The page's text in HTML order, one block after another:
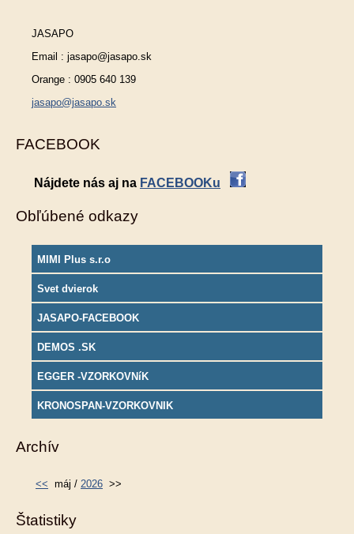
JASAPO
Email : jasapo@jasapo.sk
Orange : 0905 640 139
jasapo@jasapo.sk
FACEBOOK
Nájdete nás aj na FACEBOOKu
Obľúbené odkazy
MIMI Plus s.r.o
Svet dvierok
JASAPO-FACEBOOK
DEMOS .SK
EGGER -VZORKOVNíK
KRONOSPAN-VZORKOVNIK
Archív
<< máj / 2026 >>
Štatistiky